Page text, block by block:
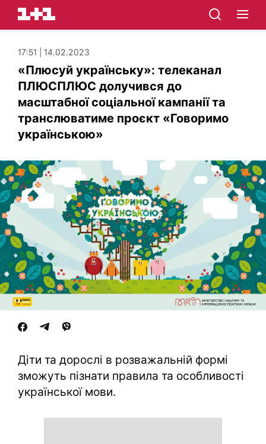
17:51 | 14.02.2023
«Плюсуй українську»: телеканал
ПЛЮСПЛЮС долучився до
масштабної соціальної кампанії та
транслюватиме проєкт «Говоримо
українською»
Діти та дорослі в розважальній формі
зможуть пізнати правила та особливості
української мови.